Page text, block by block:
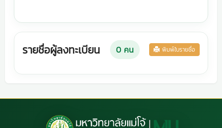
รายชื่อผู้ลงทะเบียน 0คน พิมพ์ใบรายชื่อ